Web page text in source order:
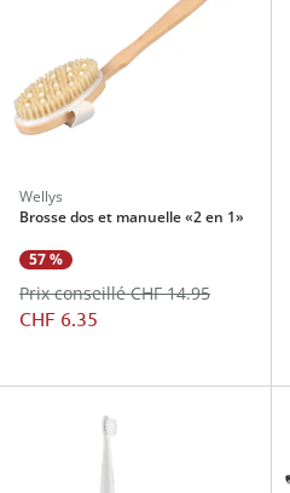
Wellys
Brosse dos et manuelle «2 en 1»
57 %
CHF 6.35
Prix conseillé CHF 14.95